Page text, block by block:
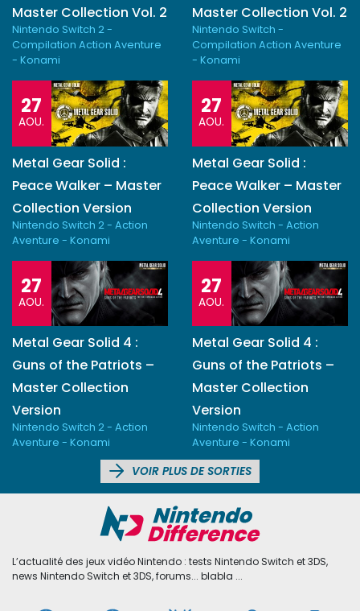
Master Collection Vol. 2
Nintendo Switch 2 -
Compilation Action Aventure
- Konami
Master Collection Vol. 2
Nintendo Switch -
Compilation Action Aventure
- Konami
27
AOU.
Metal Gear Solid :
Peace Walker – Master
Collection Version
Nintendo Switch 2 - Action
Aventure - Konami
27
AOU.
Metal Gear Solid :
Peace Walker – Master
Collection Version
Nintendo Switch - Action
Aventure - Konami
27
AOU.
Metal Gear Solid 4 :
Guns of the Patriots –
Master Collection
Version
Nintendo Switch 2 - Action
Aventure - Konami
27
AOU.
Metal Gear Solid 4 :
Guns of the Patriots –
Master Collection
Version
Nintendo Switch - Action
Aventure - Konami
VOIR PLUS DE SORTIES
L’actualité des jeux vidéo Nintendo : tests Nintendo Switch et 3DS,
news Nintendo Switch et 3DS, forums... blabla ...